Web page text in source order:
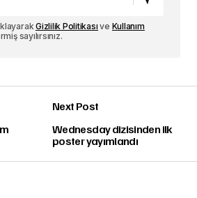
Gizlilik Politikası ve Kullanım
sayılırsınız.
Next Post
Wednesday dizisinden ilk
poster yayımlandı